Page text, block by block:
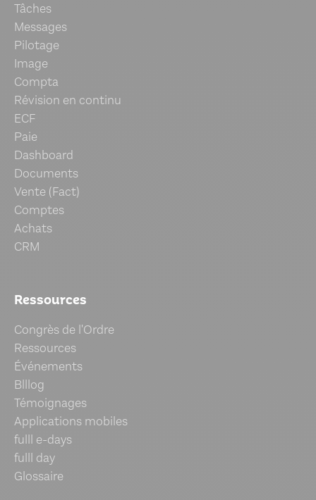
Tâches
Messages
Pilotage
Image
Compta
Révision en continu
ECF
Paie
Dashboard
Documents
Vente (Fact)
Comptes
Achats
CRM
Ressources
Congrès de l'Ordre
Ressources
Événements
Blllog
Témoignages
Applications mobiles
fulll e-days
fulll day
Glossaire